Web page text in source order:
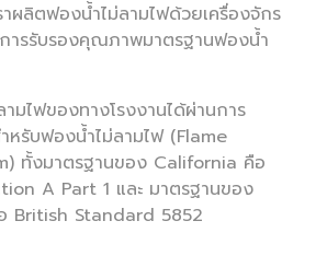
าผลิตฟองน้ำไม่ลามไฟด้วยเครื่องจักร
ารรับรองคุณภาพมาตรฐานฟองน้ำ
มไฟของทางโรงงานได้ผ่านการ
หรับฟองน้ำไม่ลามไฟ (Flame
ทั้งมาตรฐานของ California คือ
A Part 1 และ มาตรฐานของ
British Standard 5852